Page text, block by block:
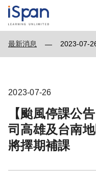
最新消息 — 2023-07-
2023-07-26
【颱風停課公
司高雄及台南
將擇期補課